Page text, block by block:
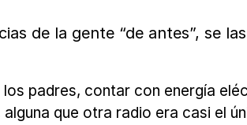
de la gente “de antes”, se
padres, contar con energía
que otra radio era casi el